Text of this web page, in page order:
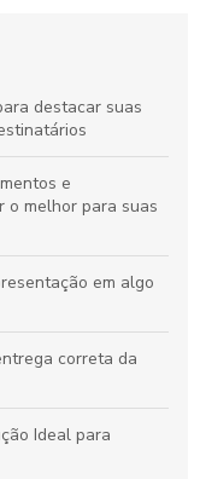
destacar suas
e
o melhor para suas
em algo
correta da
Ideal para